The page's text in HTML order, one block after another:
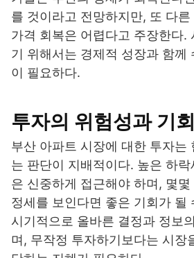
를 것이라고 전망하지만, 또 다
가격 회복은 어렵다고 주장한다.
기 위해서는 경제적 성장과 함께
이 필요하다.
투자의 위험성과 기회
부산 아파트 시장에 대한 투자는
는 판단이 지배적이다. 높은 하
은 신중하게 접근해야 하며, 몇
정세를 보인다면 좋은 기회가 될
시기적으로 올바른 결정과 정보
며, 무작정 투자하기보다는 시장